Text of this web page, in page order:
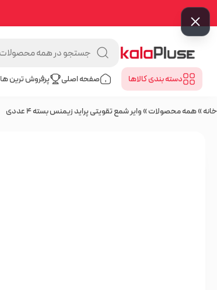
دسته بندی کالا‌ها صفحه اصلی پرفروش ترین ها
خانه»همه محصولات»وایر شمع تقویتی پراید زیمنس بسته 4 عددی